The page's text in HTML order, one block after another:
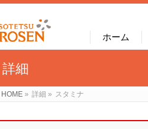
ホーム
詳細
HOME » 詳細 » スタミナ